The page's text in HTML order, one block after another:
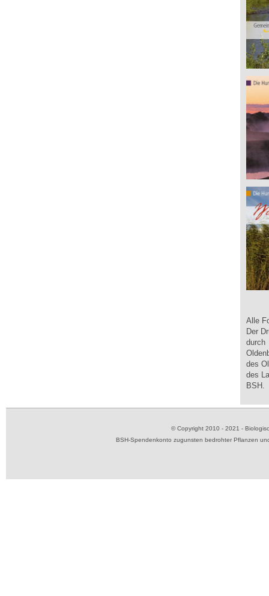
Alle
Der
durch
des
des
BSH.
© Copyright 2010 - 2021 -
BSH-Spendenkonto zugunsten bedrohter Pflanzen